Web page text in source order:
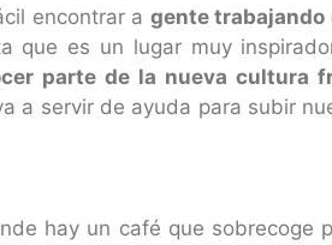
encontrar a gente
que es un lugar muy
parte de la nueva cultura
a servir de ayuda para subir
hay un café que sobrecoge